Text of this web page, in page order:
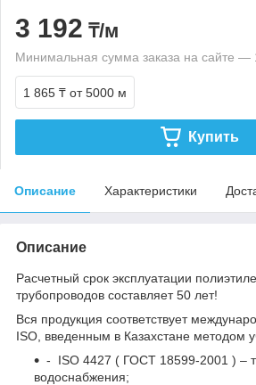
3 192 ₸/м
Минимальная сумма заказа на сайте —
1 865 ₸ от 5000 м
Купить
Описание Характеристики
Описание
Расчетный срок эксплуатации
трубопроводов составляет 50 лет!
Вся продукция соответствует
ISO, введенным в Казахстане методом
- ISO 4427 ( ГОСТ 18599-2001 ) –
водоснабжения;